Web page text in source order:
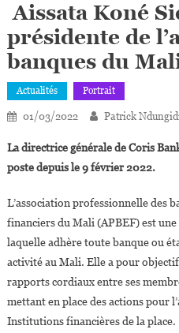
Aissata Koné
présidente de
banques du
Actualités Portrait
01/03/2022 Patrick
La directrice générale de Coris
poste depuis le 9 février 2022.
L’association professionnelle des
financiers du Mali (APBEF) est
laquelle adhère toute banque ou
activité au Mali. Elle a pour
rapports cordiaux entre ses
mettant en place des actions pour
Institutions financières de la place.